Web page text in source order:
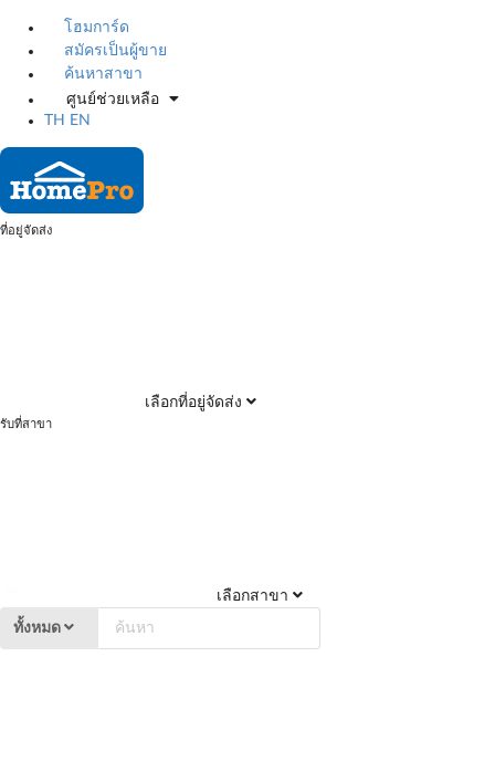
โฮมการ์ด
สมัครเป็นผู้ขาย
ค้นหาสาขา
ศูนย์ช่วยเหลือ
TH
EN
ที่อยู่จัดส่ง
เลือกที่อยู่จัดส่ง
รับที่สาขา
เลือกสาขา
ทั้งหมด